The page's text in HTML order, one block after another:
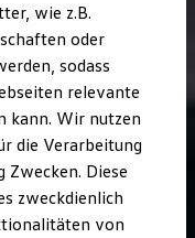
wie z.B.
oder
sodass
relevante
kann. Wir nutzen
die Verarbeitung
Zwecken. Diese
zweckdienlich
von